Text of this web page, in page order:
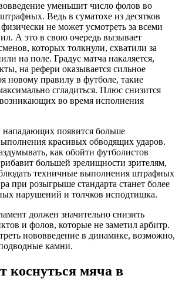
уменьшит число фолов во
Ведь в суматохе из десятков
не может усмотреть за всеми
А это в свою очередь вызывает
которых толкнули, схватили за
на поле. Градус матча накаляется,
на рефери оказывается сильное
новому правилу в футболе, такие
сгладиться. Плюс снизится
во время исполнения
появится больше
красивых обводящих ударов.
как обойти футболистов
большей зрелищности зрителям,
техничные выполнения штрафных
при розыгрыше стандарта станет более
нарушений и толчков исподтишка.
должен значительно снизить
и фолов, которые не заметил арбитр.
нововведение в динамике, возможно,
камни.
коснуться мяча в